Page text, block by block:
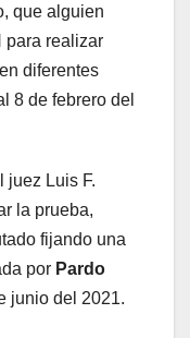
que alguien
para realizar
diferentes
8 de febrero del
juez Luis F.
la prueba,
fijando una
por Pardo
junio del 2021.